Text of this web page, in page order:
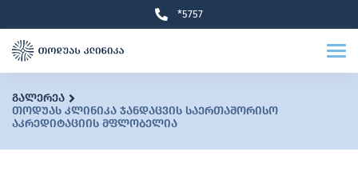
*5757
გალერეა
თოდუას კლინიკა ჯანდაცვის საერთაშორისო
აკრედიტაციის მფლობელია